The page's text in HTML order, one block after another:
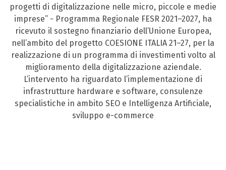
progetti di digitalizzazione nelle micro, piccole e medie
imprese” - Programma Regionale FESR 2021–2027, ha
ricevuto il sostegno finanziario dell’Unione Europea,
nell’ambito del progetto COESIONE ITALIA 21–27, per la
realizzazione di un programma di investimenti volto al
miglioramento della digitalizzazione aziendale.
L’intervento ha riguardato l’implementazione di
infrastrutture hardware e software, consulenze
specialistiche in ambito SEO e Intelligenza Artificiale,
sviluppo e-commerce